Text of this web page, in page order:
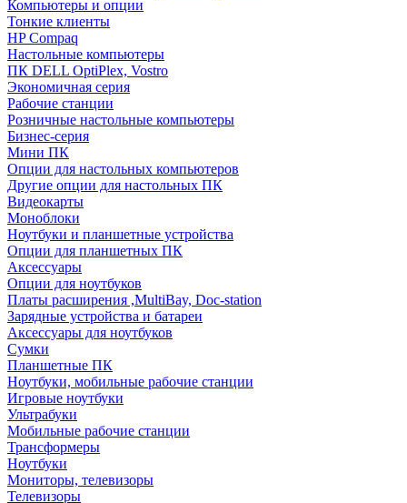
Компьютеры и опции
Тонкие клиенты
HP Compaq
Настольные компьютеры
ПК DELL OptiPlex, Vostro
Экономичная серия
Рабочие станции
Розничные настольные компьютеры
Бизнес-серия
Мини ПК
Опции для настольных компьютеров
Другие опции для настольных ПК
Видеокарты
Моноблоки
Ноутбуки и планшетные устройства
Опции для планшетных ПК
Аксессуары
Опции для ноутбуков
Платы расширения ,MultiBay, Doc-station
Зарядные устройства и батареи
Аксессуары для ноутбуков
Сумки
Планшетные ПК
Ноутбуки, мобильные рабочие станции
Игровые ноутбуки
Ультрабуки
Мобильные рабочие станции
Трансформеры
Ноутбуки
Мониторы, телевизоры
Телевизоры